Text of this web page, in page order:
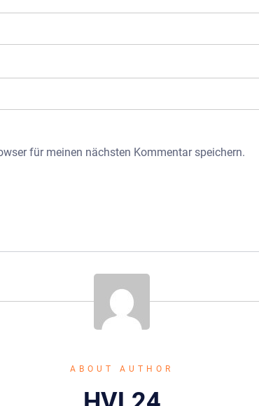
für meinen nächsten Kommentar speichern.
ABOUT AUTHOR